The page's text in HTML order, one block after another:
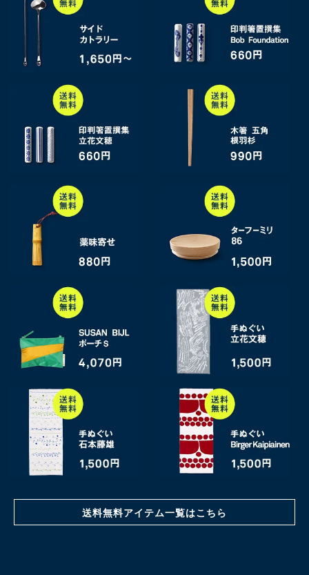
送料無料アイテム一覧はこちら